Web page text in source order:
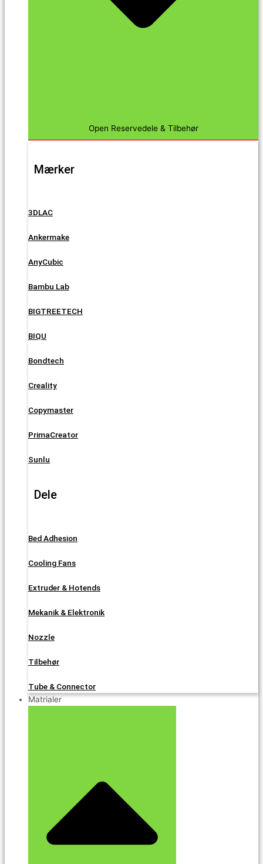
Open Reservedele & Tilbehør
Mærker
3DLAC
Ankermake
AnyCubic
Bambu Lab
BIGTREETECH
BIQU
Bondtech
Creality
Copymaster
PrimaCreator
Sunlu
Dele
Bed Adhesion
Cooling Fans
Extruder & Hotends
Mekanik & Elektronik
Nozzle
Tilbehør
Tube & Connector
Matrialer